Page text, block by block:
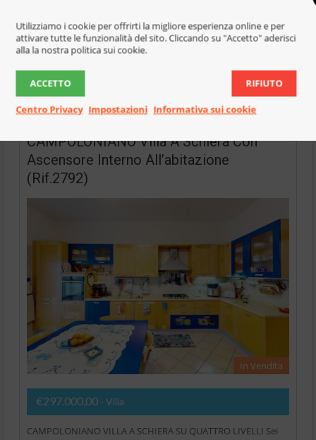
2 Bagni
2 Garage
Aggiungi per confrontare
CAMPOLONIANO Villa A Schiera Con
Ascensore Interno All’abitazione
(Rif.2792)
In Vendita
€297.000,00 - Villa
CAMPOLONIANO VILLA A SCHIERA SU QUATTRO LIVELLI Sei
Utilizziamo i cookie per offrirti la migliore esperienza online e per
attivare tutte le funzionalità del sito. Cliccando su "Accetto" aderisci
alla la nostra politica sui cookie.
ACCETTO RIFIUTO
Centro Privacy Impostazioni Informativa sui cookie